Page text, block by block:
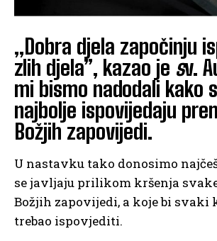
„Dobra djela započinju
zlih djela”, kazao je sv.
mi bismo nadodali kako
najbolje ispovijedaju
Božjih zapovijedi.
U nastavku tako donosimo
se javljaju prilikom kršenja
Božjih zapovijedi, a koje bi svaki
trebao ispovjediti.